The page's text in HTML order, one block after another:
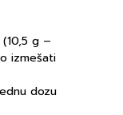
g –
izmešati
dozu